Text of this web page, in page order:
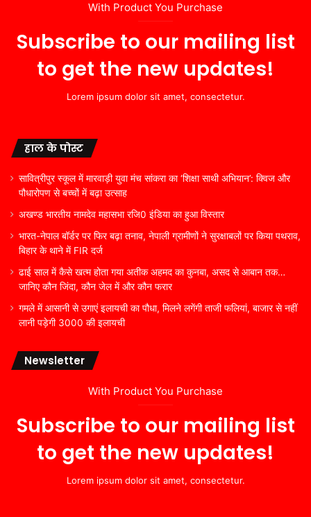
With Product You Purchase
Subscribe to our mailing list
to get the new updates!
Lorem ipsum dolor sit amet, consectetur.
हाल के पोस्ट
सावित्रीपुर स्कूल में मारवाड़ी युवा मंच सांकरा का ‘शिक्षा साथी अभियान’: क्विज और
पौधारोपण से बच्चों में बढ़ा उत्साह
अखण्ड भारतीय नामदेव महासभा रजि0 इंडिया का हुआ विस्तार
भारत-नेपाल बॉर्डर पर फिर बढ़ा तनाव, नेपाली ग्रामीणों ने सुरक्षाबलों पर किया पथराव,
बिहार के थाने में FIR दर्ज
ढाई साल में कैसे खत्म होता गया अतीक अहमद का कुनबा, असद से आबान तक…
जानिए कौन जिंदा, कौन जेल में और कौन फरार
गमले में आसानी से उगाएं इलायची का पौधा, मिलने लगेंगी ताजी फलियां, बाजार से नहीं
लानी पड़ेगी 3000 की इलायची
Newsletter
With Product You Purchase
Subscribe to our mailing list
to get the new updates!
Lorem ipsum dolor sit amet, consectetur.